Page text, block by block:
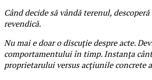
Când decide să vândă terenul,
revendică.
Nu mai e doar o discuție despre acte.
comportamentului în timp. Instanța
proprietarului versus acțiunile concrete